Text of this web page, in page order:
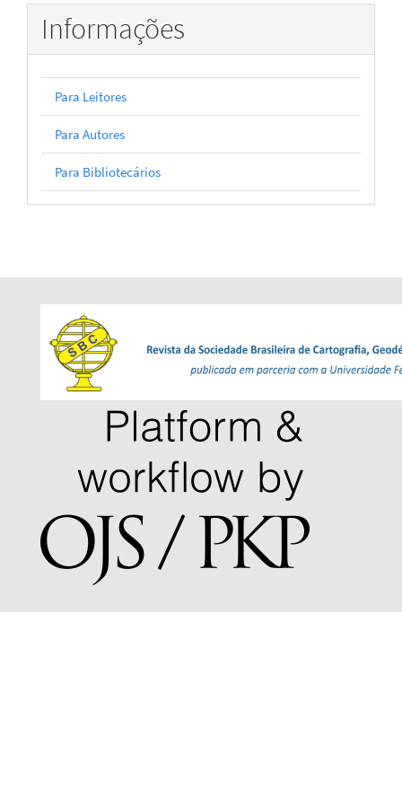
Informações
Para Leitores
Para Autores
Para Bibliotecários